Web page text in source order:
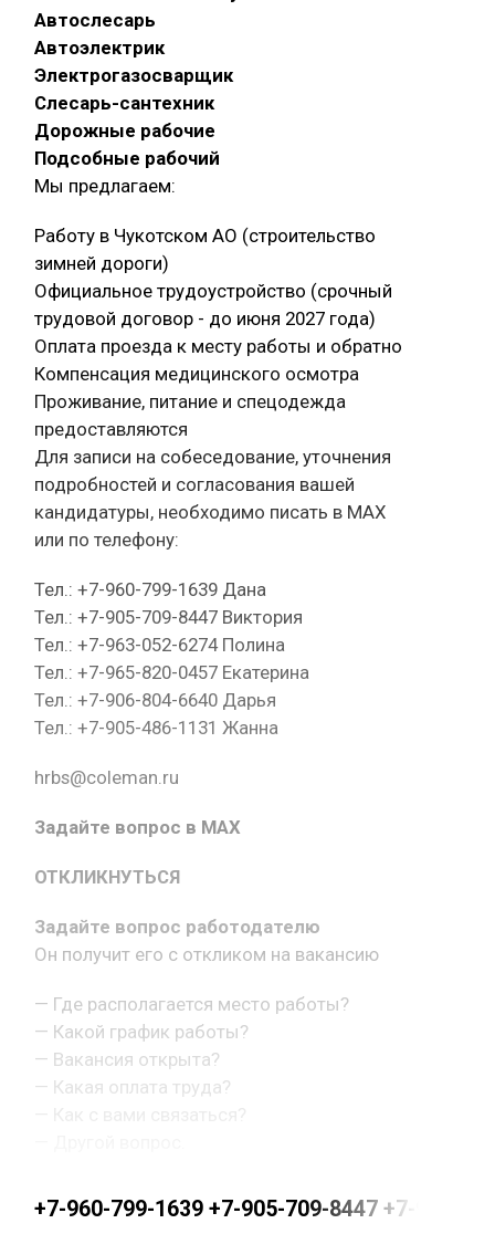
Автослесарь
Автоэлектрик
Электрогазосварщик
Слесарь-сантехник
Дорожные рабочие
Подсобные рабочий
Мы предлагаем:
Работу в Чукотском АО (строительство
зимней дороги)
Официальное трудоустройство (срочный
трудовой договор - до июня 2027 года)
Оплата проезда к месту работы и обратно
Компенсация медицинского осмотра
Проживание, питание и спецодежда
предоставляются
Для записи на собеседование, уточнения
подробностей и согласования вашей
кандидатуры, необходимо писать в МАХ
или по телефону:
Тел.: +7-960-799-1639 Дана
Тел.: +7-905-709-8447 Виктория
Тел.: +7-963-052-6274 Полина
Тел.: +7-965-820-0457 Екатерина
Тел.: +7-906-804-6640 Дарья
Тел.: +7-905-486-1131 Жанна
hrbs@coleman.ru
Задайте вопрос в MAX
ОТКЛИКНУТЬСЯ
Задайте вопрос работодателю
Он получит его с откликом на вакансию
— Где располагается место работы?
— Какой график работы?
— Вакансия открыта?
— Какая оплата труда?
+7-960-799-1639 +7-905-709-8447 +7-963-